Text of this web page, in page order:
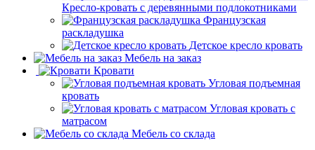
Кресло-кровать с деревянными подлокотниками
Французская
раскладушка
Детское кресло кровать
Мебель на заказ
Кровати
Угловая подъемная
кровать
Угловая кровать с
матрасом
Мебель со склада